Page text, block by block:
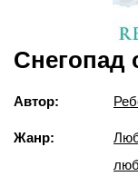
Снегопад
Автор:
Жанр: